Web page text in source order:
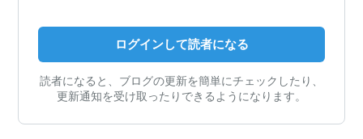
ログインして読者になる
読者になると、ブログの更新を簡単にチェックしたり、
更新通知を受け取ったりできるようになります。